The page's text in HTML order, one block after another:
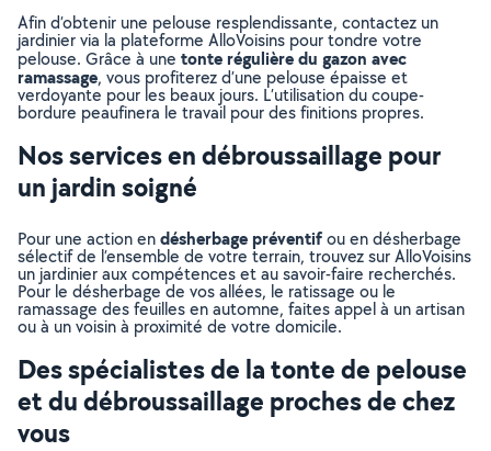
Afin d’obtenir une pelouse resplendissante, contactez un
jardinier via la plateforme AlloVoisins pour tondre votre
pelouse. Grâce à une tonte régulière du gazon avec
ramassage, vous profiterez d’une pelouse épaisse et
verdoyante pour les beaux jours. L’utilisation du coupe-
bordure peaufinera le travail pour des finitions propres.
Nos services en débroussaillage pour
un jardin soigné
Pour une action endésherbage préventifou en désherbage
sélectif de l’ensemble de votre terrain, trouvez sur AlloVoisins
un jardinier aux compétences et au savoir-faire recherchés.
Pour le désherbage de vos allées, le ratissage ou le
ramassage des feuilles en automne, faites appel à un artisan
ou à un voisin à proximité de votre domicile.
Des spécialistes de la tonte de pelouse
et du débroussaillage proches de chez
vous